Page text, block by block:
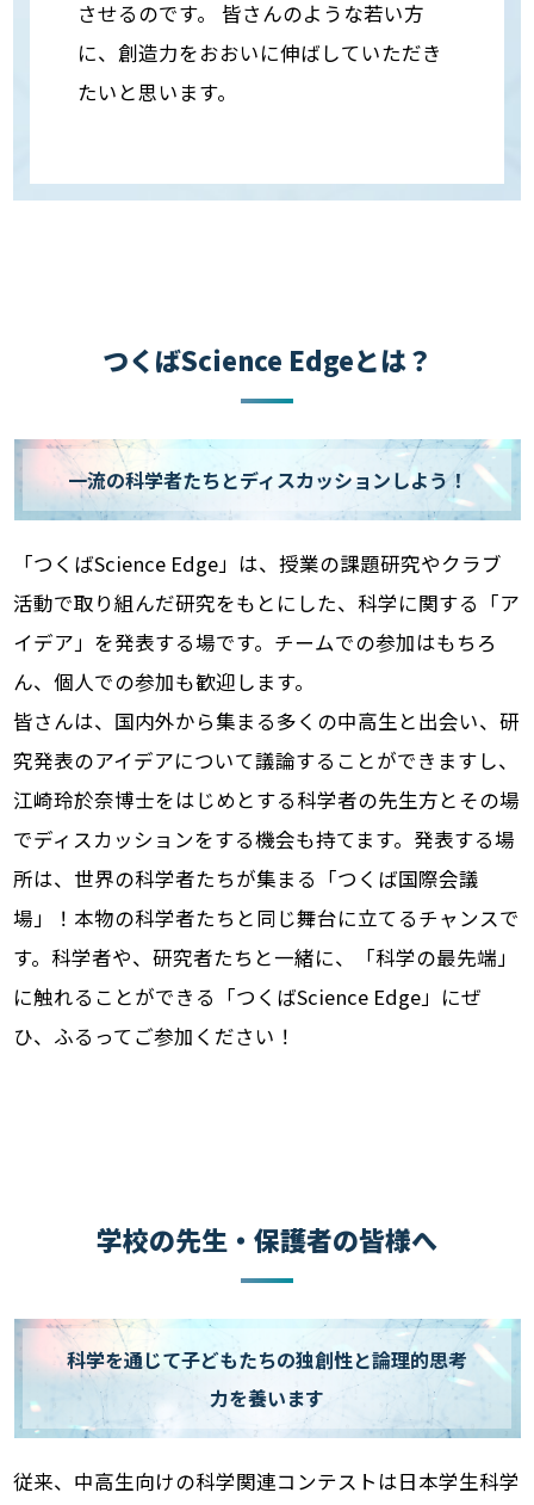
させるのです。 皆さんのような若い方
に、創造力をおおいに伸ばしていただき
たいと思います。
つくばScience Edgeとは？
一流の科学者たちとディスカッションしよう！
「つくばScience Edge」は、授業の課題研究やクラブ
活動で取り組んだ研究をもとにした、科学に関する「ア
イデア」を発表する場です。チームでの参加はもちろ
ん、個人での参加も歓迎します。
皆さんは、国内外から集まる多くの中高生と出会い、研
究発表のアイデアについて議論することができますし、
江崎玲於奈博士をはじめとする科学者の先生方とその場
でディスカッションをする機会も持てます。発表する場
所は、世界の科学者たちが集まる「つくば国際会議
場」！本物の科学者たちと同じ舞台に立てるチャンスで
す。科学者や、研究者たちと一緒に、「科学の最先端」
に触れることができる「つくばScience Edge」にぜ
ひ、ふるってご参加ください！
学校の先生・保護者の皆様へ
科学を通じて子どもたちの独創性と論理的思考
力を養います
従来、中高生向けの科学関連コンテストは日本学生科学